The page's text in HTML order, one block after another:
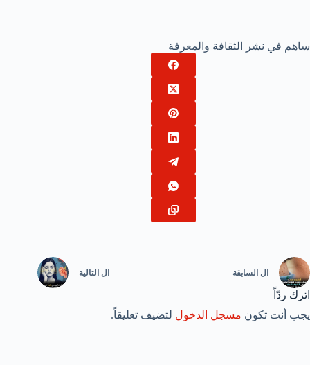
ساهم في نشر الثقافة والمعرفة
ال السابقة ال التالية
اترك ردّاً
يجب أنت تكون مسجل الدخول لتضيف تعليقاً.